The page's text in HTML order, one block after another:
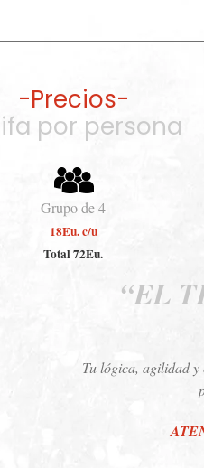
-Precios-
por persona
Grupo de 4
18Eu. c/u
Total 72Eu.
“EL
Tu lógica, agilidad